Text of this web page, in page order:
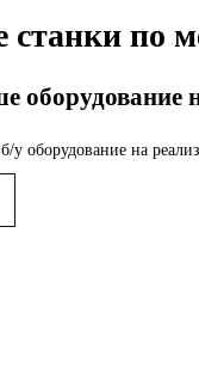
по
оборудование
у оборудование на